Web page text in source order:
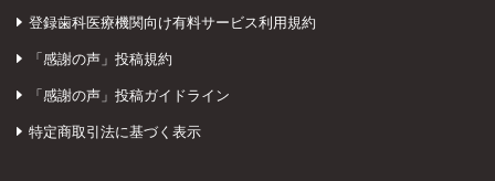
登録歯科医療機関向け有料サービス利用規約
「感謝の声」投稿規約
「感謝の声」投稿ガイドライン
特定商取引法に基づく表示